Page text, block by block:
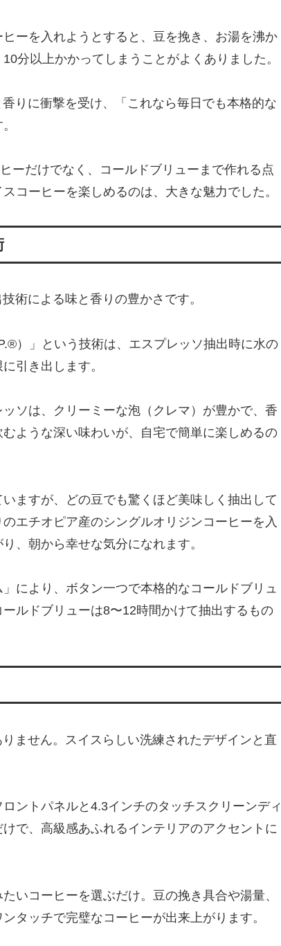
ーを入れようとすると、豆を挽き、お湯を沸か
分以上かかってしまうことがよくありました。
りに衝撃を受け、「これなら毎日でも本格的な
ーだけでなく、コールドブリューまで作れる点
コーヒーを楽しめるのは、大きな魅力でした。
術による味と香りの豊かさです。
）」という技術は、エスプレッソ抽出時に水の
引き出します。
ソは、クリーミーな泡（クレマ）が豊かで、香
ような深い味わいが、自宅で簡単に楽しめるの
ますが、どの豆でも驚くほど美味しく抽出して
エチオピア産のシングルオリジンコーヒーを入
、朝から幸せな気分になれます。
により、ボタン一つで本格的なコールドブリュ
ルドブリューは8〜12時間かけて抽出するもの
ません。スイスらしい洗練されたデザインと直
ントパネルと4.3インチのタッチスクリーンディ
で、高級感あふれるインテリアのアクセントに
いコーヒーを選ぶだけ。豆の挽き具合や湯量、
タッチで完璧なコーヒーが出来上がります。